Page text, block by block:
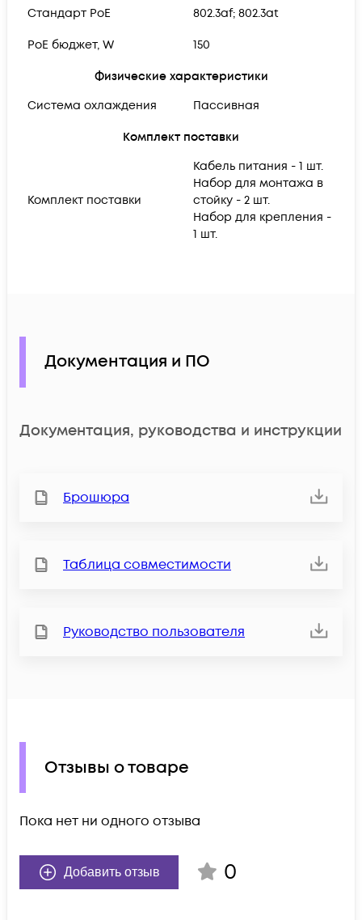
Cтандарт PoE
802.3af; 802.3at
PoE бюджет, W 150
Физические характеристики
Система охлаждения
Пассивная
Комплект поставки
Комплект поставки
Кабель питания - 1 шт.
Набор для монтажа в
стойку - 2 шт.
Набор для крепления -
1 шт.
Документация и ПО
Документация, руководства и инструкции
Брошюра
Таблица совместимости
Руководство пользователя
Отзывы о товаре
Пока нет ни одного отзыва
Добавить отзыв 0